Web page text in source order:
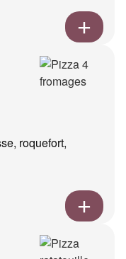
roquefort,